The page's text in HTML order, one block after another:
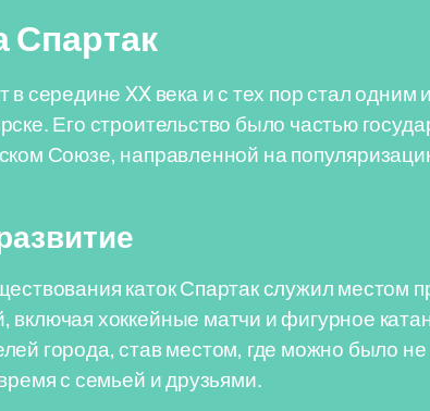
Спартак
в середине XX века и с тех пор стал одним
Его строительство было частью
Союзе, направленной на
каток Спартак служил местом
включая хоккейные матчи и фигурное
города, став местом, где можно было
с семьей и друзьями.